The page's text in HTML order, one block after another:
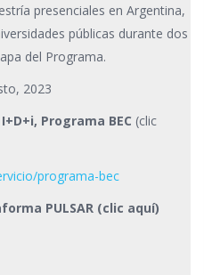
presenciales en Argentina,
públicas durante dos
del Programa.
2023
Programa BEC (clic
programa-bec
PULSAR (clic aquí)